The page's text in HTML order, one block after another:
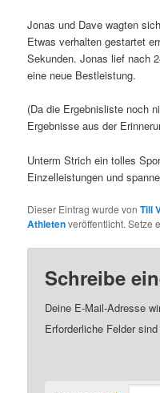
Jonas und Dave wagten
Etwas verhalten gestartet
Sekunden. Jonas lief nach
eine neue Bestleistung.
(Da die Ergebnisliste noch
Ergebnisse aus der
Unterm Strich ein tolles
Einzelleistungen und
Dieser Eintrag wurde vonTill
Athletenveröffentlicht. Setze
Schreibe
Deine E-Mail-Adresse
Erforderliche Felder